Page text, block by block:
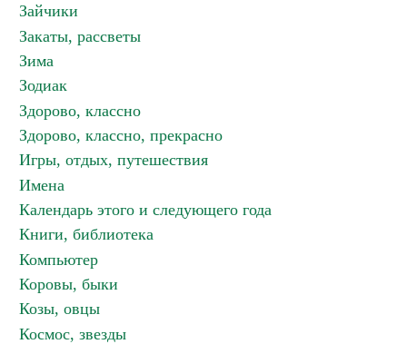
Зайчики
Закаты, рассветы
Зима
Зодиак
Здорово, классно
Здорово, классно, прекрасно
Игры, отдых, путешествия
Имена
Календарь этого и следующего года
Книги, библиотека
Компьютер
Коровы, быки
Козы, овцы
Космос, звезды